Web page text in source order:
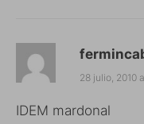
28 julio, 2010
IDEM mardonal